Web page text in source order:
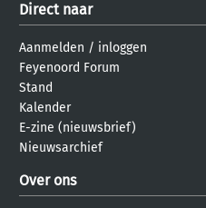
Direct naar
Aanmelden / inloggen
Feyenoord Forum
Stand
Kalender
E-zine (nieuwsbrief)
Nieuwsarchief
Over ons